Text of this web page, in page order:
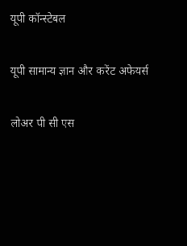
यूपी कॉन्स्टेबल
यूपी सामान्य ज्ञान और करेंट अफेयर्स
लोअर पी सी एस